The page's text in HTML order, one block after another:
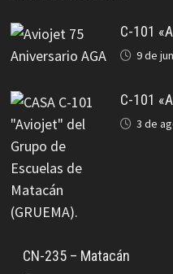
C-101
9 de
C-101
3 de
CN-235 – Matacán